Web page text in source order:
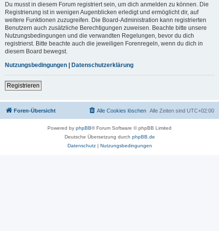
Du musst in diesem Forum registriert sein, um dich anmelden zu können. Die
Registrierung ist in wenigen Augenblicken erledigt und ermöglicht dir, auf
weitere Funktionen zuzugreifen. Die Board-Administration kann registrierten
Benutzern auch zusätzliche Berechtigungen zuweisen. Beachte bitte unsere
Nutzungsbedingungen und die verwandten Regelungen, bevor du dich
registrierst. Bitte beachte auch die jeweiligen Forenregeln, wenn du dich in
diesem Board bewegst.
Nutzungsbedingungen | Datenschutzerklärung
Registrieren
Foren-Übersicht Alle Zeiten sind UTC+02:00
Alle Cookies löschen
Powered by phpBB® Forum Software © phpBB Limited
Deutsche Übersetzung durch phpBB.de
Datenschutz| Nutzungsbedingungen